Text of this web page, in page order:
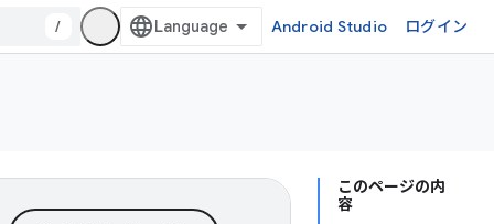
/ Android Studio ログイン
このページの内
容